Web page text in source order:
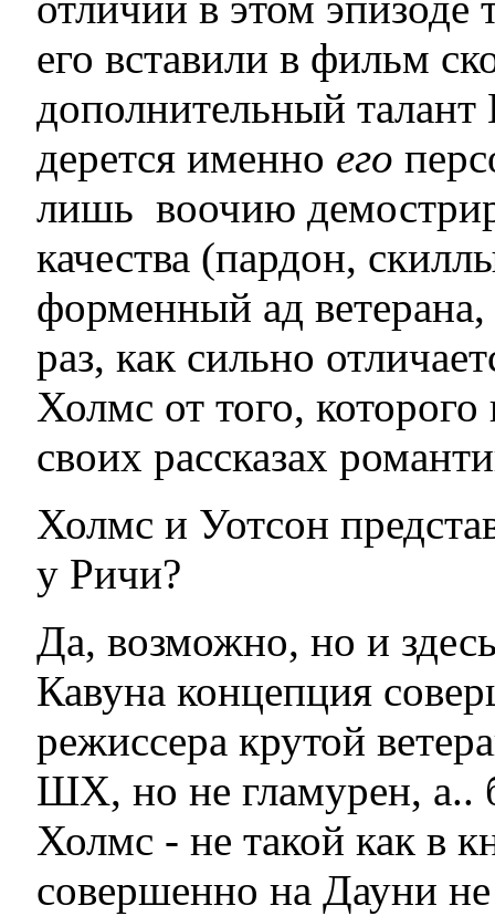
его вставили в фильм
дополнительный
дерется именно его
лишь воочию
качества (пардон,
форменный ад
раз, как сильно
Холмс от того, которого
своих рассказах
Холмс и Уотсон
у Ричи?
Да, возможно, но и
Кавуна концепция
режиссера крутой
ШХ, но не гламурен, а..
Холмс - не такой как в
совершенно на Дауни